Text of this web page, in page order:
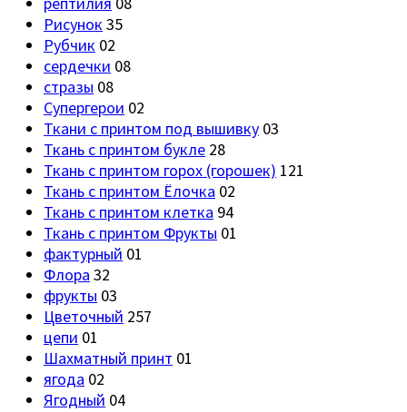
Рисунок 35
Рубчик 02
сердечки 08
стразы 08
Супергерои 02
Ткани с принтом под вышивку 03
Ткань с принтом букле 28
Ткань с принтом горох (горошек) 121
Ткань с принтом Ёлочка 02
Ткань с принтом клетка 94
Ткань с принтом Фрукты 01
фактурный 01
Флора 32
фрукты 03
Цветочный 257
цепи 01
Шахматный принт 01
ягода 02
Ягодный 04